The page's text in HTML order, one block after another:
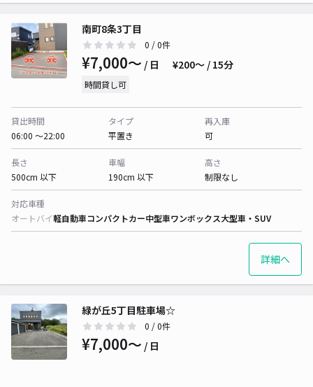
南町8条3丁目
0 / 0件
¥7,000〜 / 日 ¥200〜 / 15分
時間貸し可
貸出時間
06:00 〜22:00
タイプ
平置き
再入庫
可
長さ
500cm 以下
車幅
190cm 以下
高さ
制限なし
対応車種
オートバイ軽自動車コンパクトカー中型車ワンボックス大型車・SUV
詳細へ
緑が丘5丁目駐車場☆
0 / 0件
¥7,000〜 / 日